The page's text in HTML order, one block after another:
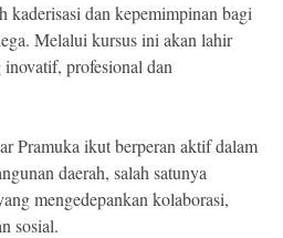
kaderisasi dan kepemimpinan bagi
Melalui kursus ini akan lahir
profesional dan
Pramuka ikut berperan aktif dalam
daerah, salah satunya
mengedepankan kolaborasi,
sosial.